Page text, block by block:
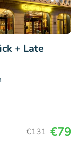
+ Late
€131 €79